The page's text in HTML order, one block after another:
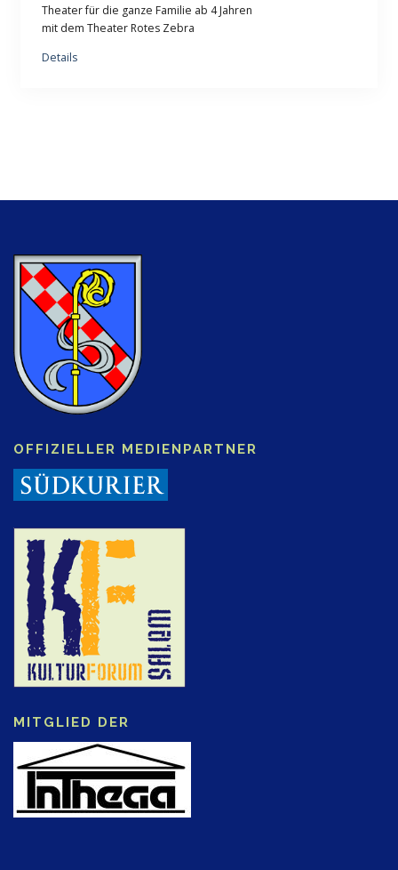
Theater für die ganze Familie ab 4 Jahren
mit dem Theater Rotes Zebra
Details
OFFIZIELLER MEDIENPARTNER
MITGLIED DER